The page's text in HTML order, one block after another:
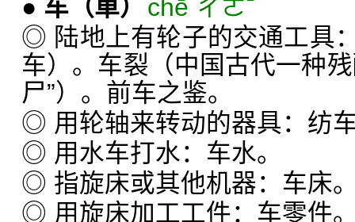
● 车 （車）
chē ㄔㄜˉ
◎ 陆地上有轮子的交通工具
车）。车裂（中国古代一种
尸”）。前车之鉴。
◎ 用轮轴来转动的器具：纺
◎ 用水车打水：车水。
◎ 指旋床或其他机器：车床
◎ 用旋床加工工件：车零件